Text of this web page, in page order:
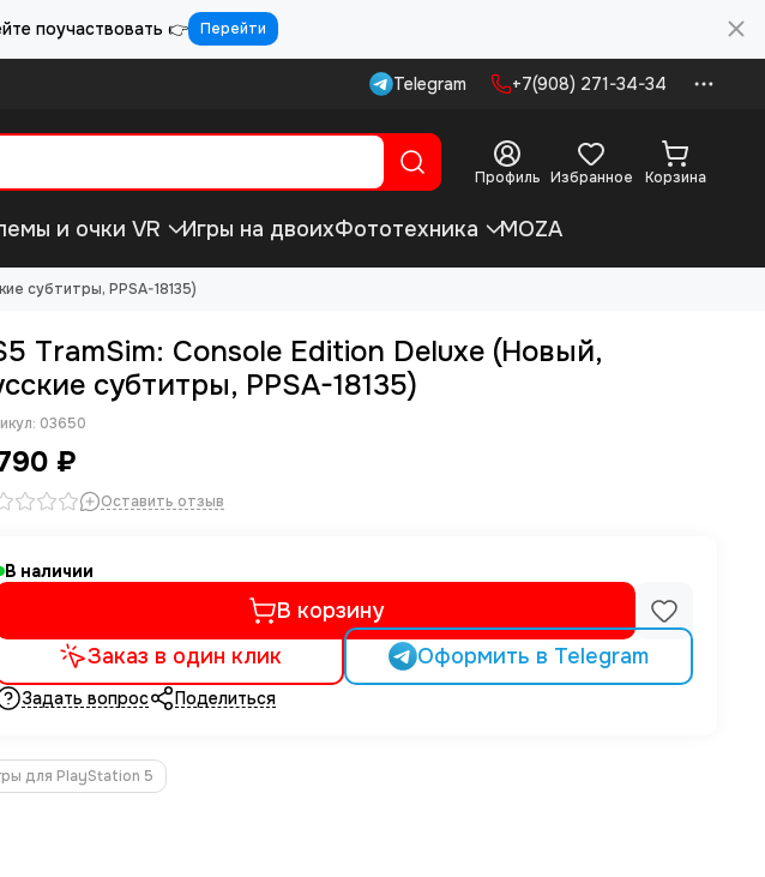
поучаствовать 👉 Перейти
Telegram +7(908) 271-34-34
Профиль Избранное Корзина
и очки VR Игры на двоихФототехника MOZA
субтитры, PPSA-18135)
TramSim: Console Edition Deluxe (Новый,
субтитры, PPSA-18135)
03650
₽
Оставить отзыв
В наличии
В корзину
Заказ в один клик
Оформить в Telegram
Задать вопрос Поделиться
для PlayStation 5